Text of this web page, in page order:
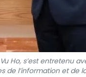
Ho, s’est entretenu
de l’information et de